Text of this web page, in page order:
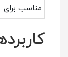
مناسب برای